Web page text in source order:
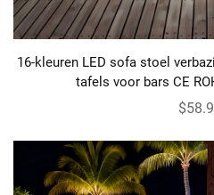
16-kleuren LED sofa stoel
tafels voor bars CE